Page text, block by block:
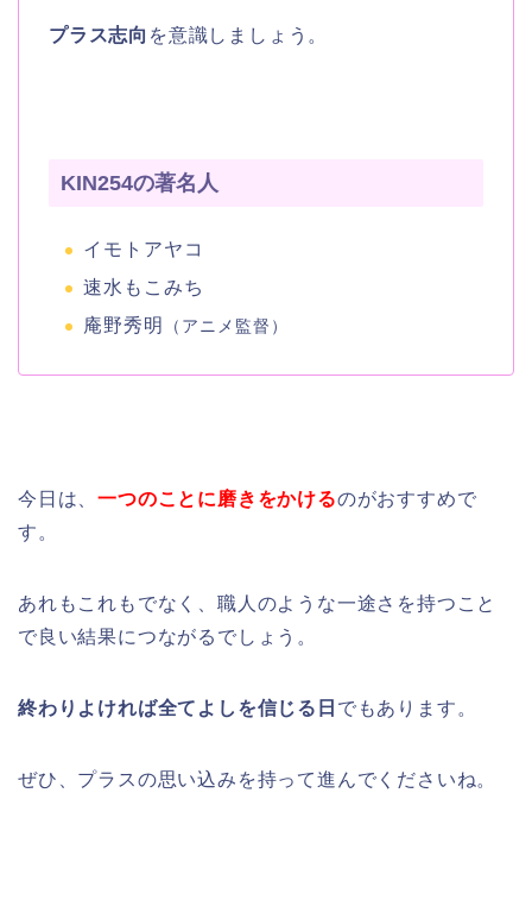
プラス志向 を意識しましょう。
KIN254の著名人
イモトアヤコ
速水もこみち
庵野秀明
（アニメ監督）
今日は、一つのことに磨きをかけるのがおすすめで
す。
あれもこれもでなく、職人のような一途さを持つこと
で良い結果につながるでしょう。
終わりよければ全てよしを信じる日 でもあります。
ぜひ、プラスの思い込みを持って進んでくださいね。